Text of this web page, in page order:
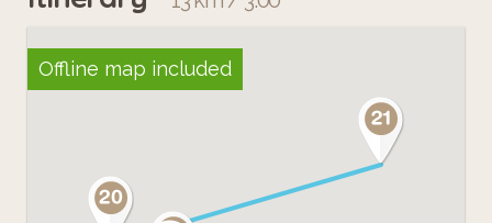
Morand, principal du collège, pour
l'accueil qu'il a réservé à ce projet et
Mme. Domingos qui l'a accompagné
Offline map included